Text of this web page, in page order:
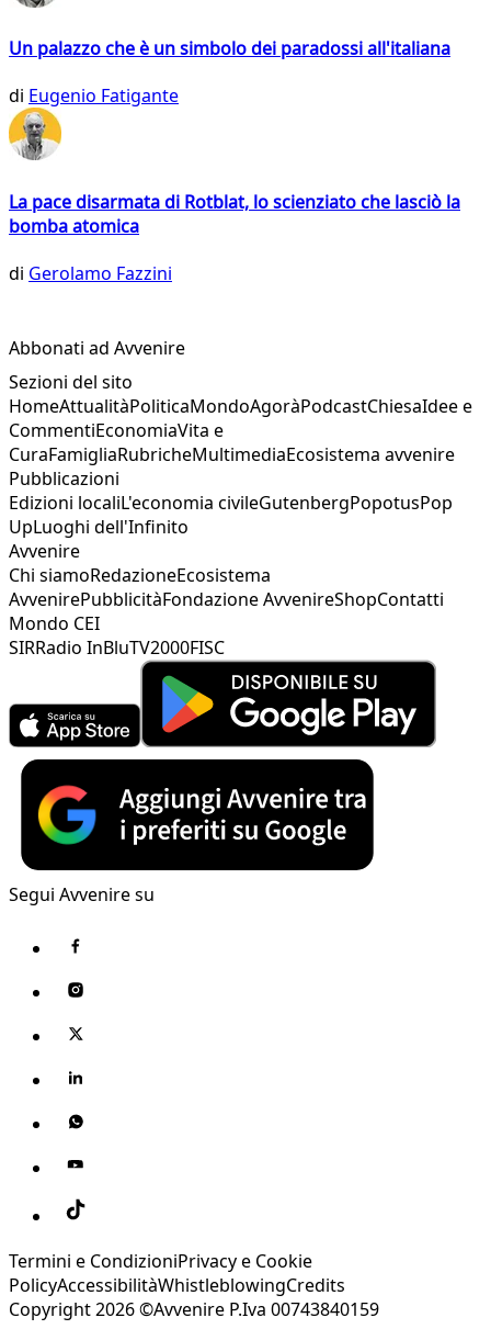
Un palazzo che è un simbolo dei paradossi all'italiana
di Eugenio Fatigante
La pace disarmata di Rotblat, lo scienziato che lasciò la
bomba atomica
di Gerolamo Fazzini
Abbonati ad Avvenire
Sezioni del sito
HomeAttualitàPoliticaMondoAgoràPodcastChiesaIdee e
CommentiEconomiaVita e
CuraFamigliaRubricheMultimediaEcosistema avvenire
Pubblicazioni
Edizioni localiL'economia civileGutenbergPopotusPop
UpLuoghi dell'Infinito
Avvenire
Chi siamoRedazioneEcosistema
AvvenirePubblicitàFondazione AvvenireShopContatti
Mondo CEI
SIRRadio InBluTV2000FISC
Segui Avvenire su
Termini e CondizioniPrivacy e Cookie
PolicyAccessibilitàWhistleblowingCredits
Copyright 2026 ©Avvenire P.Iva 00743840159